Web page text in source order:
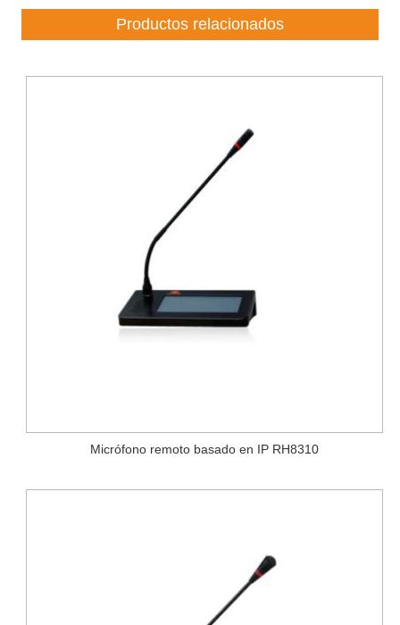
Productos relacionados
Micrófono remoto basado en IP RH8310